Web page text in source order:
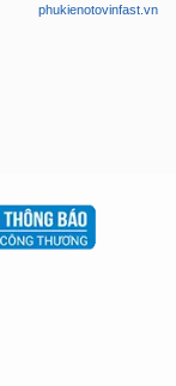
phukienotovinfast.vn